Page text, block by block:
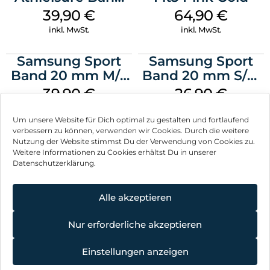
Um unsere Website für Dich optimal zu gestalten und fortlaufend
verbessern zu können, verwenden wir Cookies. Durch die weitere
Nutzung der Website stimmst Du der Verwendung von Cookies zu.
Weitere Informationen zu Cookies erhältst Du in unserer
Datenschutzerklärung.
Alle akzeptieren
Nur erforderliche akzeptieren
Einstellungen anzeigen
Sende eine Textnachricht, nimm einen Anruf an, hör Musik,
verwende Siri und erhalte Mitteilungen. Die Series 11 (GPS)
funktioniert mit deinem iPhone und im WLAN, damit du in
M/L Galaxy
Watch7 Silver
39,90€
inkl. MwSt.
64,90€
inkl. MwSt.
Samsung Sport
Band 20 mm M/L
Galaxy Watch4
39,90€
Samsung Sport
Band 20 mm S/M
Galaxy Watch4
26,90€
Vertrag widerrufen
Hinweis zur Batterieentsorgung